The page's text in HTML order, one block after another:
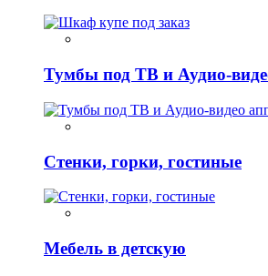
Тумбы под ТВ и Аудио-
Стенки, горки, гостиные
Мебель в детскую